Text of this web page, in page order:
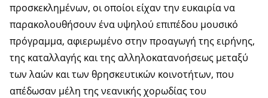
προσκεκλημένων, οι οποίοι είχαν την ευκαιρία να
παρακολουθήσουν ένα υψηλού επιπέδου μουσικό
πρόγραμμα, αφιερωμένο στην προαγωγή της ειρήνης,
της καταλλαγής και της αλληλοκατανοήσεως μεταξύ
των λαών και των θρησκευτικών κοινοτήτων, που
απέδωσαν μέλη της νεανικής χορωδίας του